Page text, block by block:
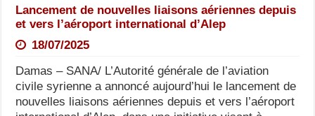
Lancement de nouvelles liaisons aériennes depuis
et vers l’aéroport international d’Alep
18/07/2025
Damas – SANA/ L’Autorité générale de l’aviation
civile syrienne a annoncé aujourd’hui le lancement de
nouvelles liaisons aériennes depuis et vers l’aéroport